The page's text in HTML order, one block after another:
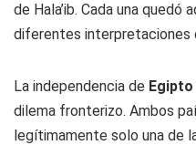
de Hala’ib. Cada una
diferentes interpretaciones
La independencia de Egipto
dilema fronterizo. Ambos
legítimamente solo una de